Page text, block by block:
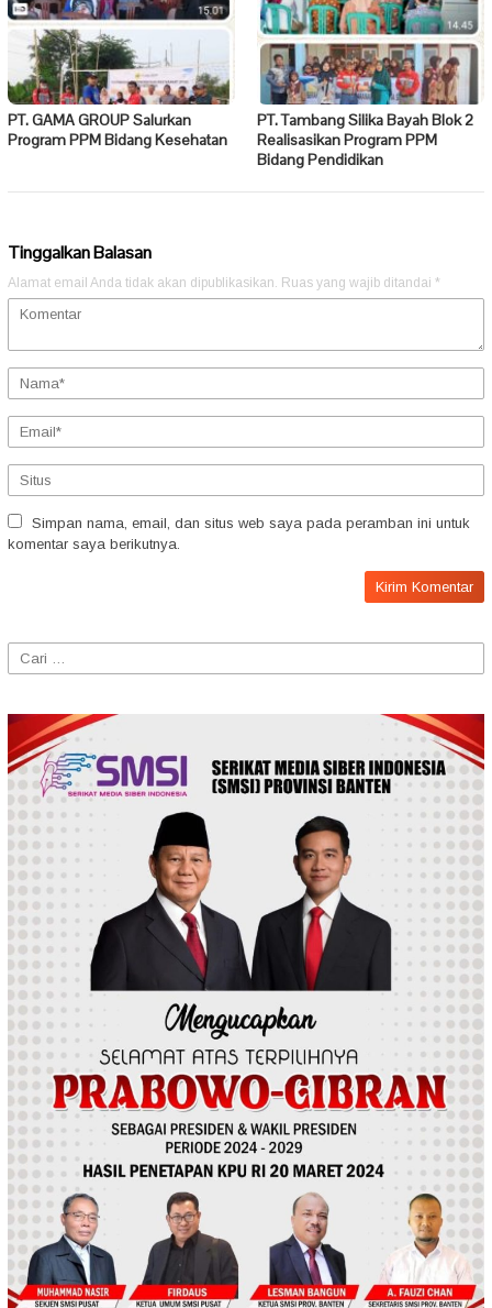
PT. GAMA GROUP Salurkan
Program PPM Bidang Kesehatan
PT. Tambang Silika Bayah Blok 2
Realisasikan Program PPM
Bidang Pendidikan
Tinggalkan Balasan
Alamat email Anda tidak akan dipublikasikan. Ruas yang wajib ditandai *
Simpan nama, email, dan situs web saya pada peramban ini untuk
komentar saya berikutnya.
Cari
untuk: